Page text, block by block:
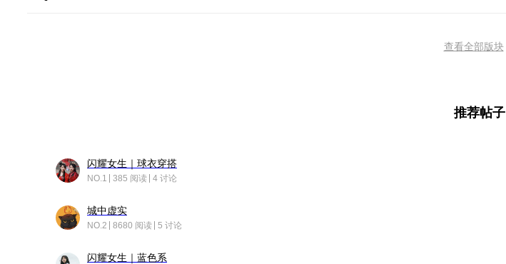
查看全部版块
推荐帖子
闪耀女生｜球衣穿搭
NO.1 385 阅读 4 讨论
城中虚实
NO.2 8680 阅读 5 讨论
闪耀女生｜蓝色系